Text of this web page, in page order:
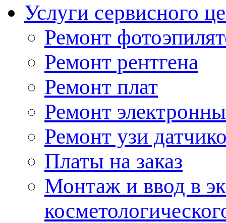
Услуги сервисного
Ремонт
Ремонт рентгена
Ремонт плат
Ремонт
Ремонт узи
Платы на заказ
Монтаж и ввод в